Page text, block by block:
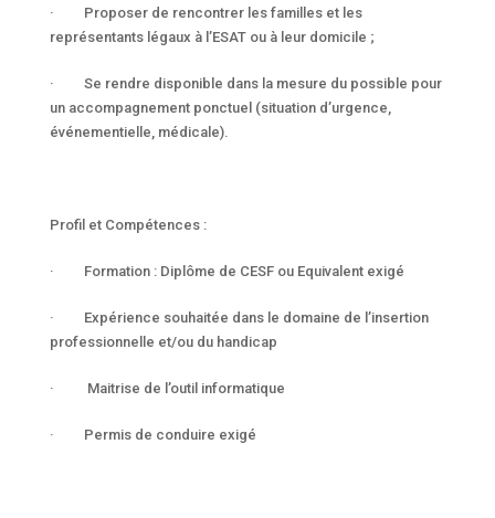
· Proposer de rencontrer les familles et les
représentants légaux à l’ESAT ou à leur domicile ;
· Se rendre disponible dans la mesure du possible pour
un accompagnement ponctuel (situation d’urgence,
événementielle, médicale).
Profil et Compétences :
· Formation : Diplôme de CESF ou Equivalent exigé
· Expérience souhaitée dans le domaine de l’insertion
professionnelle et/ou du handicap
· Maitrise de l’outil informatique
· Permis de conduire exigé